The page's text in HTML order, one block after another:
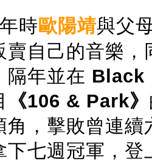
時歐陽靖與父
賣自己的音樂
隔年並在
《106 & Park》
角，擊敗曾連
下七週冠軍，